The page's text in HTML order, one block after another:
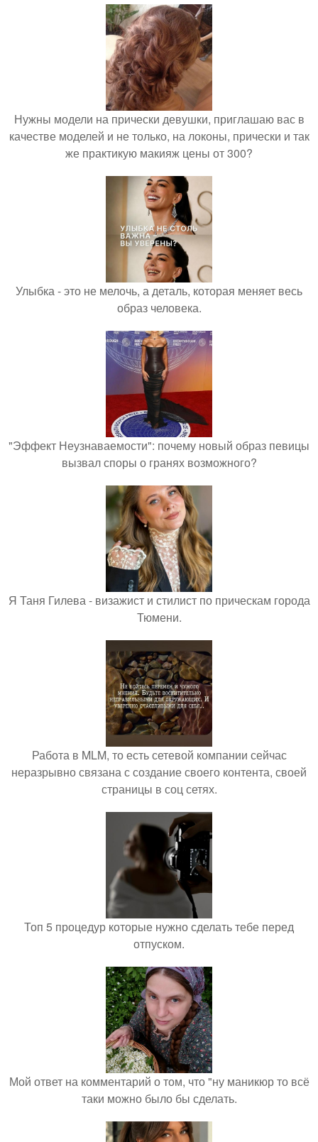
Нужны модели на прически девушки, приглашаю вас в
качестве моделей и не только, на локоны, прически и так
же практикую макияж цены от 300?
Улыбка - это не мелочь, а деталь, которая меняет весь
образ человека.
"Эффект Неузнаваемости": почему новый образ певицы
вызвал споры о гранях возможного?
Я Таня Гилева - визажист и стилист по прическам города
Тюмени.
Работа в MLM, то есть сетевой компании сейчас
неразрывно связана с создание своего контента, своей
страницы в соц сетях.
Топ 5 процедур которые нужно сделать тебе перед
отпуском.
Мой ответ на комментарий о том, что "ну маникюр то всё
таки можно было бы сделать.